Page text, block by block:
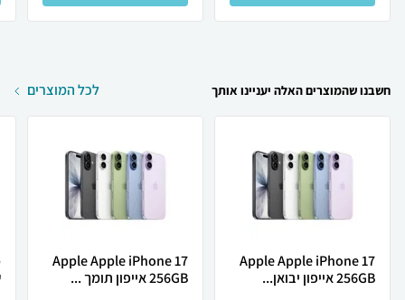
חשבנו שהמוצרים האלה יעניינו אותך לכל המוצרים
Apple Apple iPhone 17
256GB אייפון יבואן...
Apple Apple iPhone 17
256GB אייפון תומך ...